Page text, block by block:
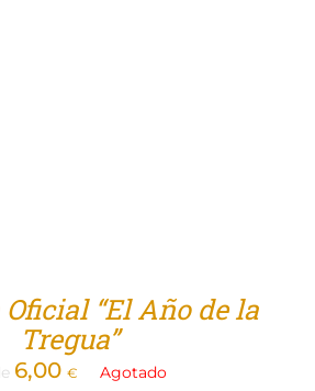
“El Año de la
Tregua”
6,00 € Agotado